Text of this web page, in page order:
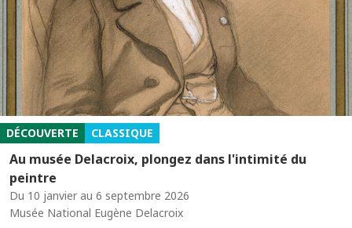
DÉCOUVERTE CLASSIQUE
Au musée Delacroix, plongez dans l'intimité du
peintre
Du 10 janvier au 6 septembre 2026
Musée National Eugène Delacroix